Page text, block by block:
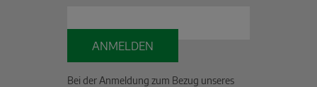
ANMELDEN
Bei der Anmeldung zum Bezug unseres